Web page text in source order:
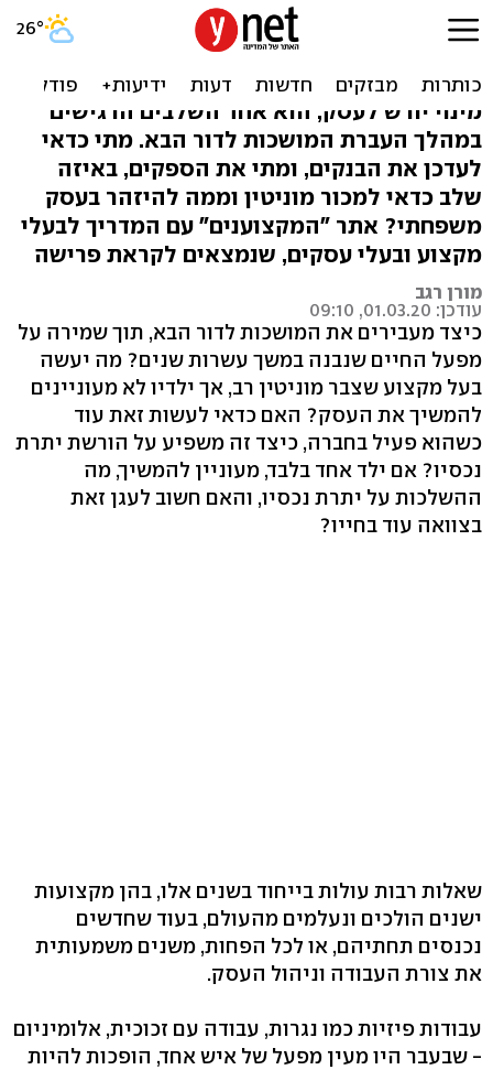
איך מעבירים את המושכות
לדור הבא? מדריך
מינוי יורש לעסק, הוא אחד השלבים הרגישים
במהלך העברת המושכות לדור הבא. מתי כדאי
לעדכן את הבנקים, ומתי את הספקים, באיזה
שלב כדאי למכור מוניטין וממה להיזהר בעסק
משפחתי? אתר "המקצוענים" עם המדריך לבעלי
מקצוע ובעלי עסקים, שנמצאים לקראת פרישה
מורן רגב
עודכן: 01.03.20, 09:10
כיצד מעבירים את המושכות לדור הבא, תוך שמירה על
מפעל החיים שנבנה במשך עשרות שנים? מה יעשה
בעל מקצוע שצבר מוניטין רב, אך ילדיו לא מעוניינים
להמשיך את העסק? האם כדאי לעשות זאת עוד
כשהוא פעיל בחברה, כיצד זה משפיע על הורשת יתרת
נכסיו? אם ילד אחד בלבד, מעוניין להמשיך, מה
ההשלכות על יתרת נכסיו, והאם חשוב לעגן זאת
בצוואה עוד בחייו?
שאלות רבות עולות בייחוד בשנים אלו, בהן מקצועות
ישנים הולכים ונעלמים מהעולם, בעוד שחדשים
נכנסים תחתיהם, או לכל הפחות, משנים משמעותית
את צורת העבודה וניהול העסק.
עבודות פיזיות כמו נגרות, עבודה עם זכוכית, אלומיניום
- שבעבר היו מעין מפעל של איש אחד, הופכות להיות